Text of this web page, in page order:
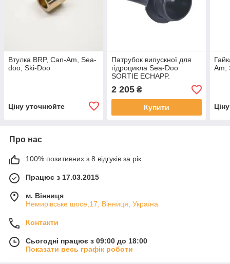
Втулка BRP, Can-Am, Sea-
doo, Ski-Doo
Ціну уточнюйте
Патрубок випускної для
гідроцикла Sea-Doo
SORTIE ECHAPP.
*OUTLET-EX
2 205₴
Купити
Am,
Про нас
100% позитивних з 8 відгуків за рік
Працює з 17.03.2015
м. Вінниця
Немирівське шосе,17, Вінниця, Україна
Контакти
Сьогодні працює з 09:00 до 18:00
Показати весь графік роботи